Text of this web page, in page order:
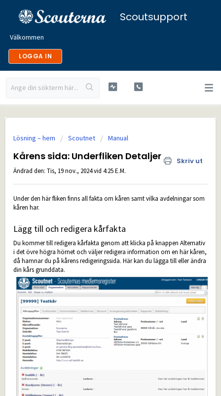
Scoutsupport
Välkommen
LOGGA IN
Lösning – hem Scoutnet Manual
Kårens sida: Underfliken Detaljer Skriv ut
Ändrad den: Tis, 19 nov., 2024 vid 4:25 E.M.
Under den här fliken finns all fakta om kåren samt vilka avdelningar som
kåren har.
Lägg till och redigera kårfakta
Du kommer till redigera kårfakta genom att klicka på knappen Alternativ
i det övre högra hörnet och väljer redigera information om en här kåren,
då hamnar du på kårens redigeringssida. Här kan du lägga till eller ändra
din kårs grunddata.